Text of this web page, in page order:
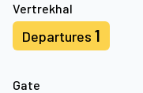
Vertrekhal
Departures 1
Gate